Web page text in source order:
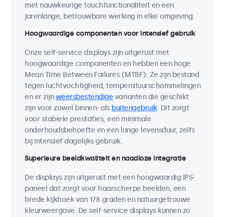
met nauwkeurige touchfunctionaliteit en een
jarenlange, betrouwbare werking in elke omgeving.
Hoogwaardige componenten voor intensief gebruik
Onze self-service displays zijn uitgerust met
hoogwaardige componenten en hebben een hoge
Mean Time Between Failures (MTBF). Ze zijn bestand
tegen luchtvochtigheid, temperatuurschommelingen
en er zijnweersbestendige varianten die geschikt
zijn voor zowel binnen- als buitengebruik. Dit zorgt
voor stabiele prestaties, een minimale
onderhoudsbehoefte en een lange levensduur, zelfs
bij intensief dagelijks gebruik.
Superieure beeldkwaliteit en naadloze integratie
De displays zijn uitgerust met een hoogwaardig IPS-
paneel dat zorgt voor haarscherpe beelden, een
brede kijkhoek van 178 graden en natuurgetrouwe
kleurweergave. De self-service displays kunnen zo